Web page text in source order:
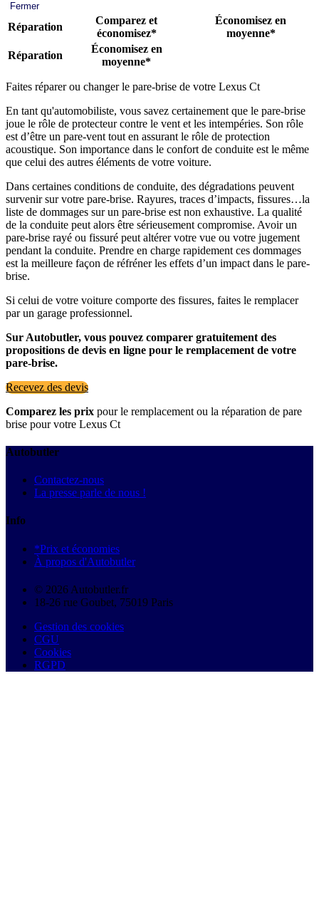
Fermer
Réparation
Comparez et
économisez*
Économisez en
moyenne*
Réparation
Économisez en
moyenne*
Faites réparer ou changer le pare-brise de votre Lexus Ct
En tant qu'automobiliste, vous savez certainement que le pare-brise
joue le rôle de protecteur contre le vent et les intempéries. Son rôle
est d’être un pare-vent tout en assurant le rôle de protection
acoustique. Son importance dans le confort de conduite est le même
que celui des autres éléments de votre voiture.
Dans certaines conditions de conduite, des dégradations peuvent
survenir sur votre pare-brise. Rayures, traces d’impacts, fissures…la
liste de dommages sur un pare-brise est non exhaustive. La qualité
de la conduite peut alors être sérieusement compromise. Avoir un
pare-brise rayé ou fissuré peut altérer votre vue ou votre jugement
pendant la conduite. Prendre en charge rapidement ces dommages
est la meilleure façon de réfréner les effets d’un impact dans le pare-
brise.
Si celui de votre voiture comporte des fissures, faites le remplacer
par un garage professionnel.
Sur Autobutler, vous pouvez comparer gratuitement des
propositions de devis en ligne pour le remplacement de votre
pare-brise.
Recevez des devis
Comparez les prix pour le remplacement ou la réparation de pare
brise pour votre Lexus Ct
Autobutler
Contactez-nous
La presse parle de nous !
Info
*Prix et économies
À propos d'Autobutler
© 2026 Autobutler.fr
18-26 rue Goubet, 75019 Paris
Gestion des cookies
CGU
Cookies
RGPD